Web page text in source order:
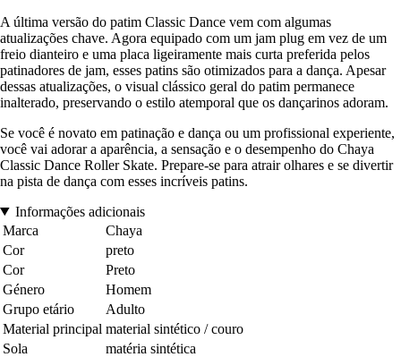
A última versão do patim Classic Dance vem com algumas
atualizações chave. Agora equipado com um jam plug em vez de um
freio dianteiro e uma placa ligeiramente mais curta preferida pelos
patinadores de jam, esses patins são otimizados para a dança. Apesar
dessas atualizações, o visual clássico geral do patim permanece
inalterado, preservando o estilo atemporal que os dançarinos adoram.
Se você é novato em patinação e dança ou um profissional experiente,
você vai adorar a aparência, a sensação e o desempenho do Chaya
Classic Dance Roller Skate. Prepare-se para atrair olhares e se divertir
na pista de dança com esses incríveis patins.
Informações adicionais
Marca
Chaya
Cor
preto
Cor
Preto
Género
Homem
Grupo etário
Adulto
Material principal material sintético / couro
Sola
matéria sintética